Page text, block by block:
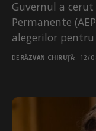
Guvernul a
Permanente
alegerilor pentru
răspuns că nu
DE RĂZVAN CHIRUȚĂ 12/